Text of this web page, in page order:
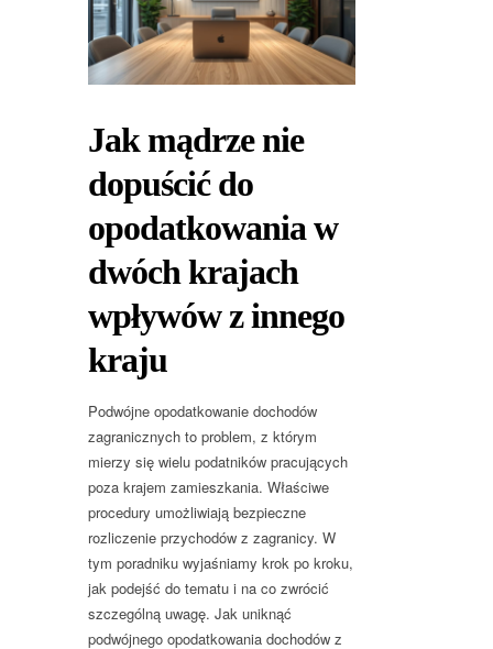
Jak mądrze nie
dopuścić do
opodatkowania w
dwóch krajach
wpływów z innego
kraju
Podwójne opodatkowanie dochodów
zagranicznych to problem, z którym
mierzy się wielu podatników pracujących
poza krajem zamieszkania. Właściwe
procedury umożliwiają bezpieczne
rozliczenie przychodów z zagranicy. W
tym poradniku wyjaśniamy krok po kroku,
jak podejść do tematu i na co zwrócić
szczególną uwagę. Jak uniknąć
podwójnego opodatkowania dochodów z